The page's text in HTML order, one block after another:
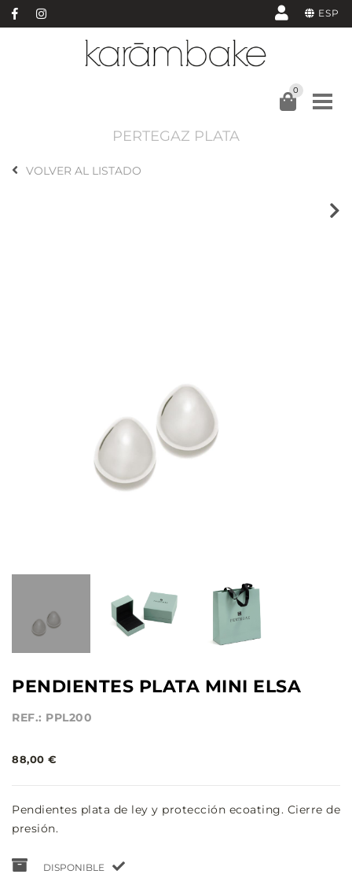
ESP
0
PERTEGAZ PLATA
VOLVER AL LISTADO
PENDIENTES PLATA MINI ELSA
REF.: PPL200
88,00 €
Pendientes plata de ley y protección ecoating. Cierre de
presión.
DISPONIBLE